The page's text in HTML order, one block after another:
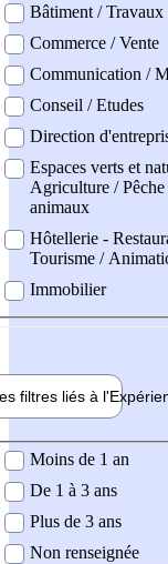
Bâtiment / Travaux
Commerce / Vente
Communication /
Conseil / Etudes
Direction
Espaces verts et
Agriculture /
animaux
Hôtellerie -
Tourisme /
Immobilier
filtres liés à l'
demandée
Moins de 1 an
De 1 à 3 ans
Plus de 3 ans
Non renseignée